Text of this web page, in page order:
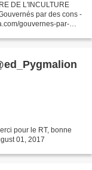
DE L'INCULTURE
par des cons -
gouvernes-par-
pour le RT, bonne
01, 2017